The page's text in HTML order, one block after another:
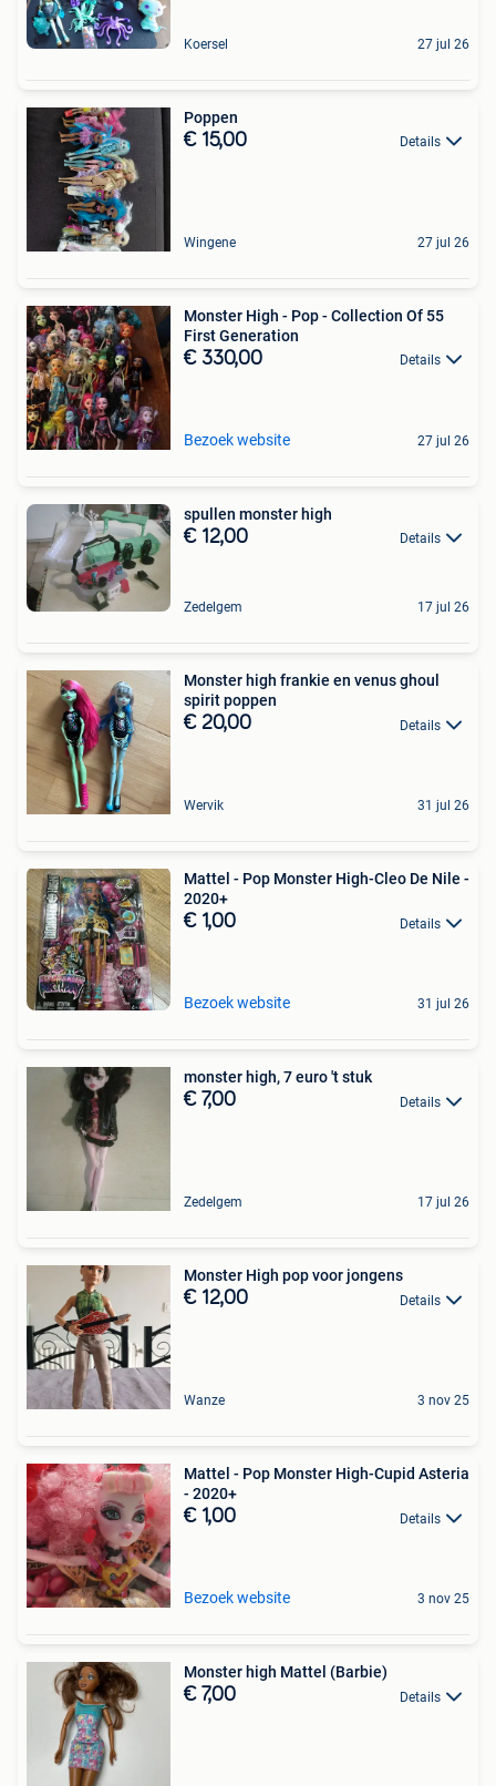
Koersel 27 jul 26
Poppen
€ 15,00 Details
Wingene 27 jul 26
Monster High - Pop - Collection Of 55
First Generation
€ 330,00 Details
Bezoek website 27 jul 26
spullen monster high
€ 12,00 Details
Zedelgem 17 jul 26
Monster high frankie en venus ghoul
spirit poppen
€ 20,00 Details
Wervik 31 jul 26
Mattel - Pop Monster High-Cleo De Nile -
2020+
€ 1,00 Details
Bezoek website 31 jul 26
monster high, 7 euro 't stuk
€ 7,00 Details
Zedelgem 17 jul 26
Monster High pop voor jongens
€ 12,00 Details
Wanze 3 nov 25
Mattel - Pop Monster High-Cupid Asteria
- 2020+
€ 1,00 Details
Bezoek website 3 nov 25
Monster high Mattel (Barbie)
€ 7,00 Details